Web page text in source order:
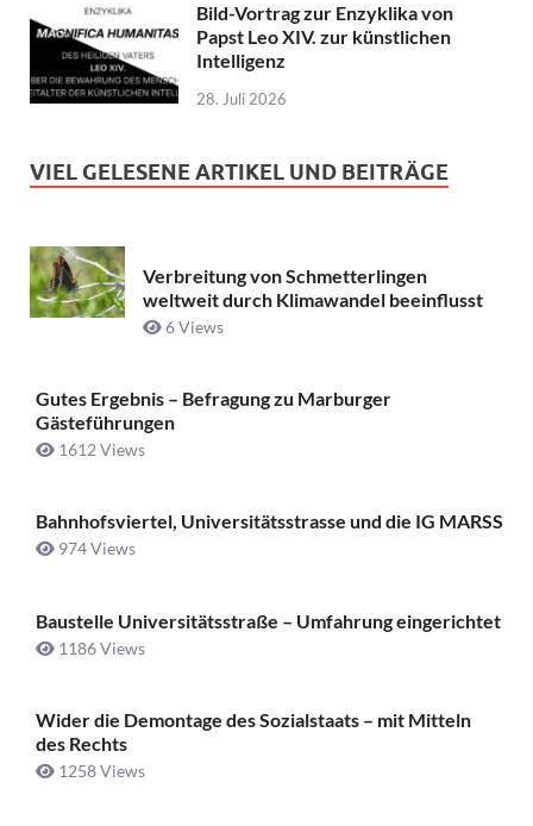
Bild-Vortrag zur Enzyklika von
Papst Leo XIV. zur künstlichen
Intelligenz
28. Juli 2026
VIEL GELESENE ARTIKEL UND BEITRÄGE
Verbreitung von Schmetterlingen
weltweit durch Klimawandel beeinflusst
6 Views
Gutes Ergebnis – Befragung zu Marburger
Gästeführungen
1612 Views
Bahnhofsviertel, Universitätsstrasse und die IG MARSS
974 Views
Baustelle Universitätsstraße ­– Umfahrung eingerichtet
1186 Views
Wider die Demontage des Sozialstaats – mit Mitteln
des Rechts
1258 Views